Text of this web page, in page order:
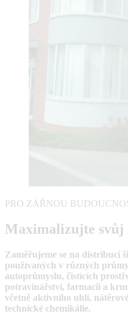
PRO ZÁŘNOU
Maximalizujte svůj
Zaměřujeme se na distribuci
používaných v různých
autoprůmyslu, čistících
potravinářství, farmacii a
včetně aktivního uhlí,
technické chemikálie.